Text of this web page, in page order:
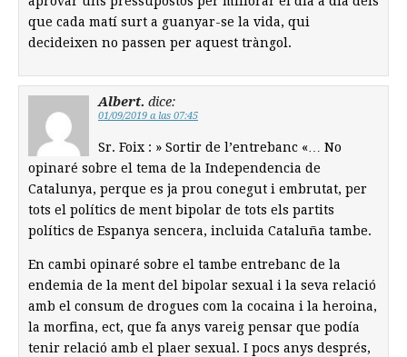
que cada matí surt a guanyar-se la vida, qui
decideixen no passen per aquest tràngol.
Albert. dice:
01/09/2019 a las 07:45
Sr. Foix : » Sortir de l’entrebanc «… No
opinaré sobre el tema de la Independencia de
Catalunya, perque es ja prou conegut i embrutat, per
tots el polítics de ment bipolar de tots els partits
polítics de Espanya sencera, incluida Cataluña tambe.
En cambi opinaré sobre el tambe entrebanc de la
endemia de la ment del bipolar sexual i la seva relació
amb el consum de drogues com la cocaina i la heroina,
la morfina, ect, que fa anys vareig pensar que podía
tenir relació amb el plaer sexual. I pocs anys després,